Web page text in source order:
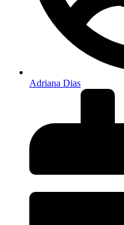
Adriana Dias